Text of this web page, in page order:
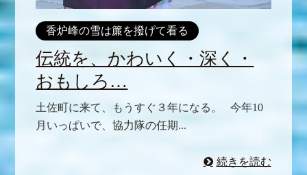
香炉峰の雪は簾を撥げて看る
伝統を、かわいく・深く・
おもしろ…
土佐町に来て、もうすぐ３年になる。 今年10
月いっぱいで、協力隊の任期...
続きを読む